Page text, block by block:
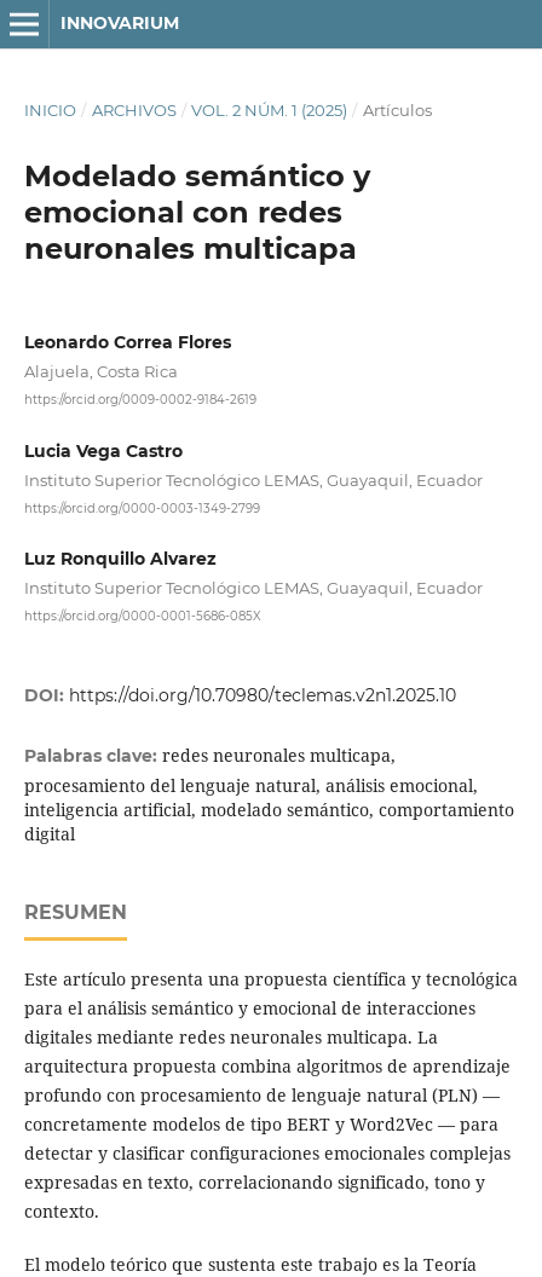
INNOVARIUM
INICIO / ARCHIVOS / VOL. 2 NÚM. 1 (2025) / Artículos
Modelado semántico y
emocional con redes
neuronales multicapa
Leonardo Correa Flores
Alajuela, Costa Rica
https://orcid.org/0009-0002-9184-2619
Lucia Vega Castro
Instituto Superior Tecnológico LEMAS, Guayaquil, Ecuador
https://orcid.org/0000-0003-1349-2799
Luz Ronquillo Alvarez
Instituto Superior Tecnológico LEMAS, Guayaquil, Ecuador
https://orcid.org/0000-0001-5686-085X
DOI: https://doi.org/10.70980/teclemas.v2n1.2025.10
Palabras clave: redes neuronales multicapa,
procesamiento del lenguaje natural, análisis emocional,
inteligencia artificial, modelado semántico, comportamiento
digital
RESUMEN
Este artículo presenta una propuesta científica y tecnológica
para el análisis semántico y emocional de interacciones
digitales mediante redes neuronales multicapa. La
arquitectura propuesta combina algoritmos de aprendizaje
profundo con procesamiento de lenguaje natural (PLN) —
concretamente modelos de tipo BERT y Word2Vec — para
detectar y clasificar configuraciones emocionales complejas
expresadas en texto, correlacionando significado, tono y
contexto.
El modelo teórico que sustenta este trabajo es la Teoría